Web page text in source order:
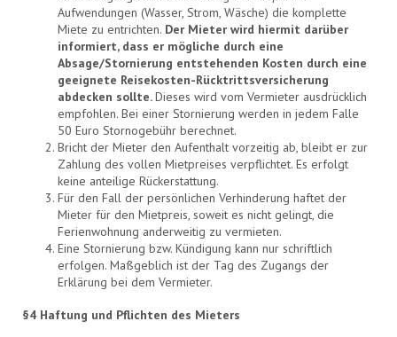
Aufwendungen (Wasser, Strom, Wäsche) die komplette
Miete zu entrichten. Der Mieter wird hiermit darüber
informiert, dass er mögliche durch eine
Absage/Stornierung entstehenden Kosten durch eine
geeignete Reisekosten-Rücktrittsversicherung
abdecken sollte.Dieses wird vom Vermieter ausdrücklich
empfohlen. Bei einer Stornierung werden in jedem Falle
50 Euro Stornogebühr berechnet.
Bricht der Mieter den Aufenthalt vorzeitig ab, bleibt er zur
Zahlung des vollen Mietpreises verpflichtet. Es erfolgt
keine anteilige Rückerstattung.
Für den Fall der persönlichen Verhinderung haftet der
Mieter für den Mietpreis, soweit es nicht gelingt, die
Ferienwohnung anderweitig zu vermieten.
Eine Stornierung bzw. Kündigung kann nur schriftlich
erfolgen. Maßgeblich ist der Tag des Zugangs der
Erklärung bei dem Vermieter.
§4 Haftung und Pflichten des Mieters